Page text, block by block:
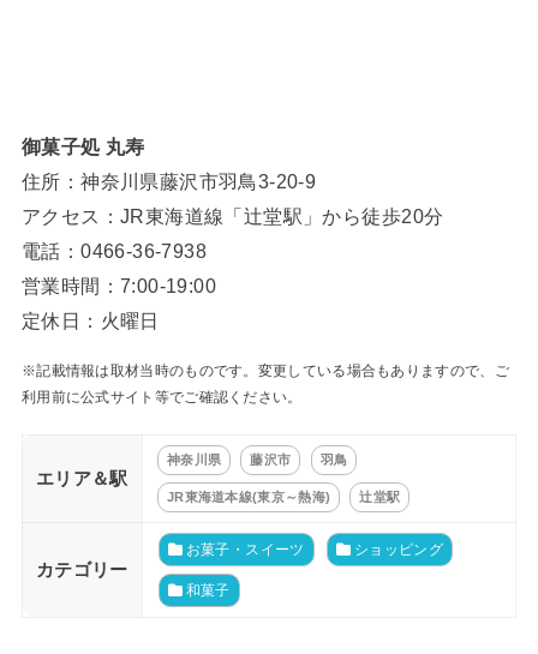
御菓子処 丸寿
住所：神奈川県藤沢市羽鳥3-20-9
アクセス：JR東海道線「辻堂駅」から徒歩20分
電話：0466-36-7938
営業時間：7:00-19:00
定休日：火曜日
※記載情報は取材当時のものです。変更している場合もありますので、ご
利用前に公式サイト等でご確認ください。
エリア＆駅
神奈川県 藤沢市 羽鳥
JR東海道本線(東京～熱海) 辻堂駅
カテゴリー
お菓子・スイーツ ショッピング
和菓子